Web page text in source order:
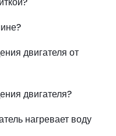
двигателя от
двигателя?
нагревает воду